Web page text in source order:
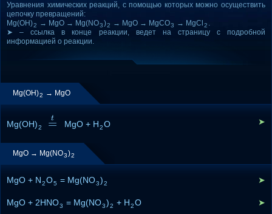
Уравнения химических реакций, с помощью которых можно осуществить
цепочку превращений:
Mg(OH)2 → MgO → Mg(NO3)2 → MgO → MgCO3 → MgCl 2 .
➤ – ссылка в конце реакции, ведет на страницу с подробной
информацией о реакции.
Mg(OH)2 → MgO
Mg(OH)2 =
t
=t MgO + H 2 O ➤
MgO → Mg(NO3)2
MgO + N2O5 = Mg(NO3)2 ➤
MgO + 2HNO3 = Mg(NO3)2 + H2O ➤